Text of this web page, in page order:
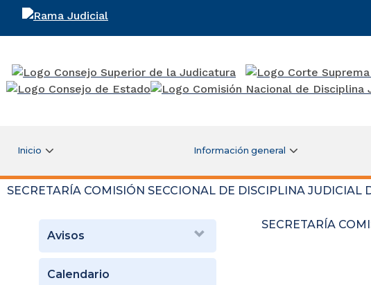
Rama Judicial
Inicio Información general
SECRETARÍA COMISIÓN SECCIONAL DE DISCIPLINA JUDICIAL
Avisos
Calendario
SECRETARÍA